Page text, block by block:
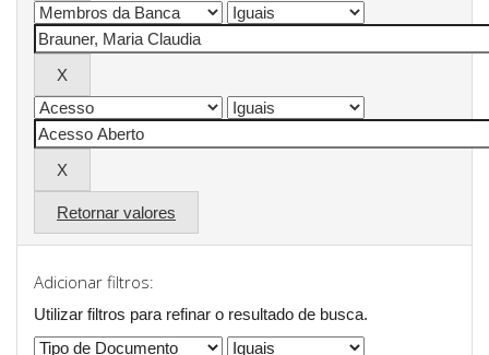
Retornar valores
Adicionar filtros:
Utilizar filtros para refinar o resultado de busca.